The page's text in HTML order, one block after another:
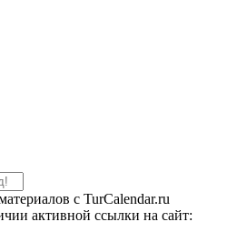
c TurCalendar.ru
активной ссылки на сайт: